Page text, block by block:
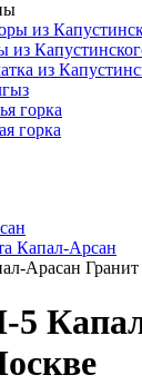
из
из
из
горка
горка
Капал-Арсан
Арасан Гранит